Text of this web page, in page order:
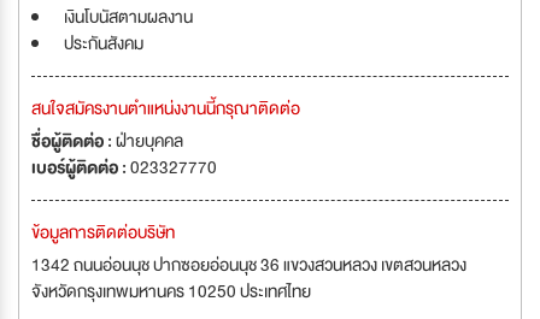
เงินโบนัสตามผลงาน
ประกันสังคม
สนใจสมัครงานตำแหน่งงานนี้กรุณาติดต่อ
ชื่อผู้ติดต่อ :ฝ่ายบุคคล
เบอร์ผู้ติดต่อ :023327770
ข้อมูลการติดต่อบริษัท
1342 ถนนอ่อนนุช ปากซอยอ่อนนุช 36 แขวงสวนหลวง เขตสวนหลวง
จังหวัดกรุงเทพมหานคร 10250 ประเทศไทย